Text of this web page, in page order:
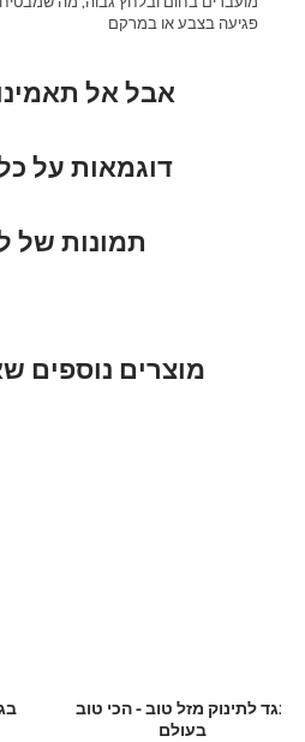
פגיעה בצבע או במרקם
אבל אל
דוגמאות על
תמונות של
מוצרים נוספים
בגד לתינוק מזל טוב - הכי טוב
בעולם